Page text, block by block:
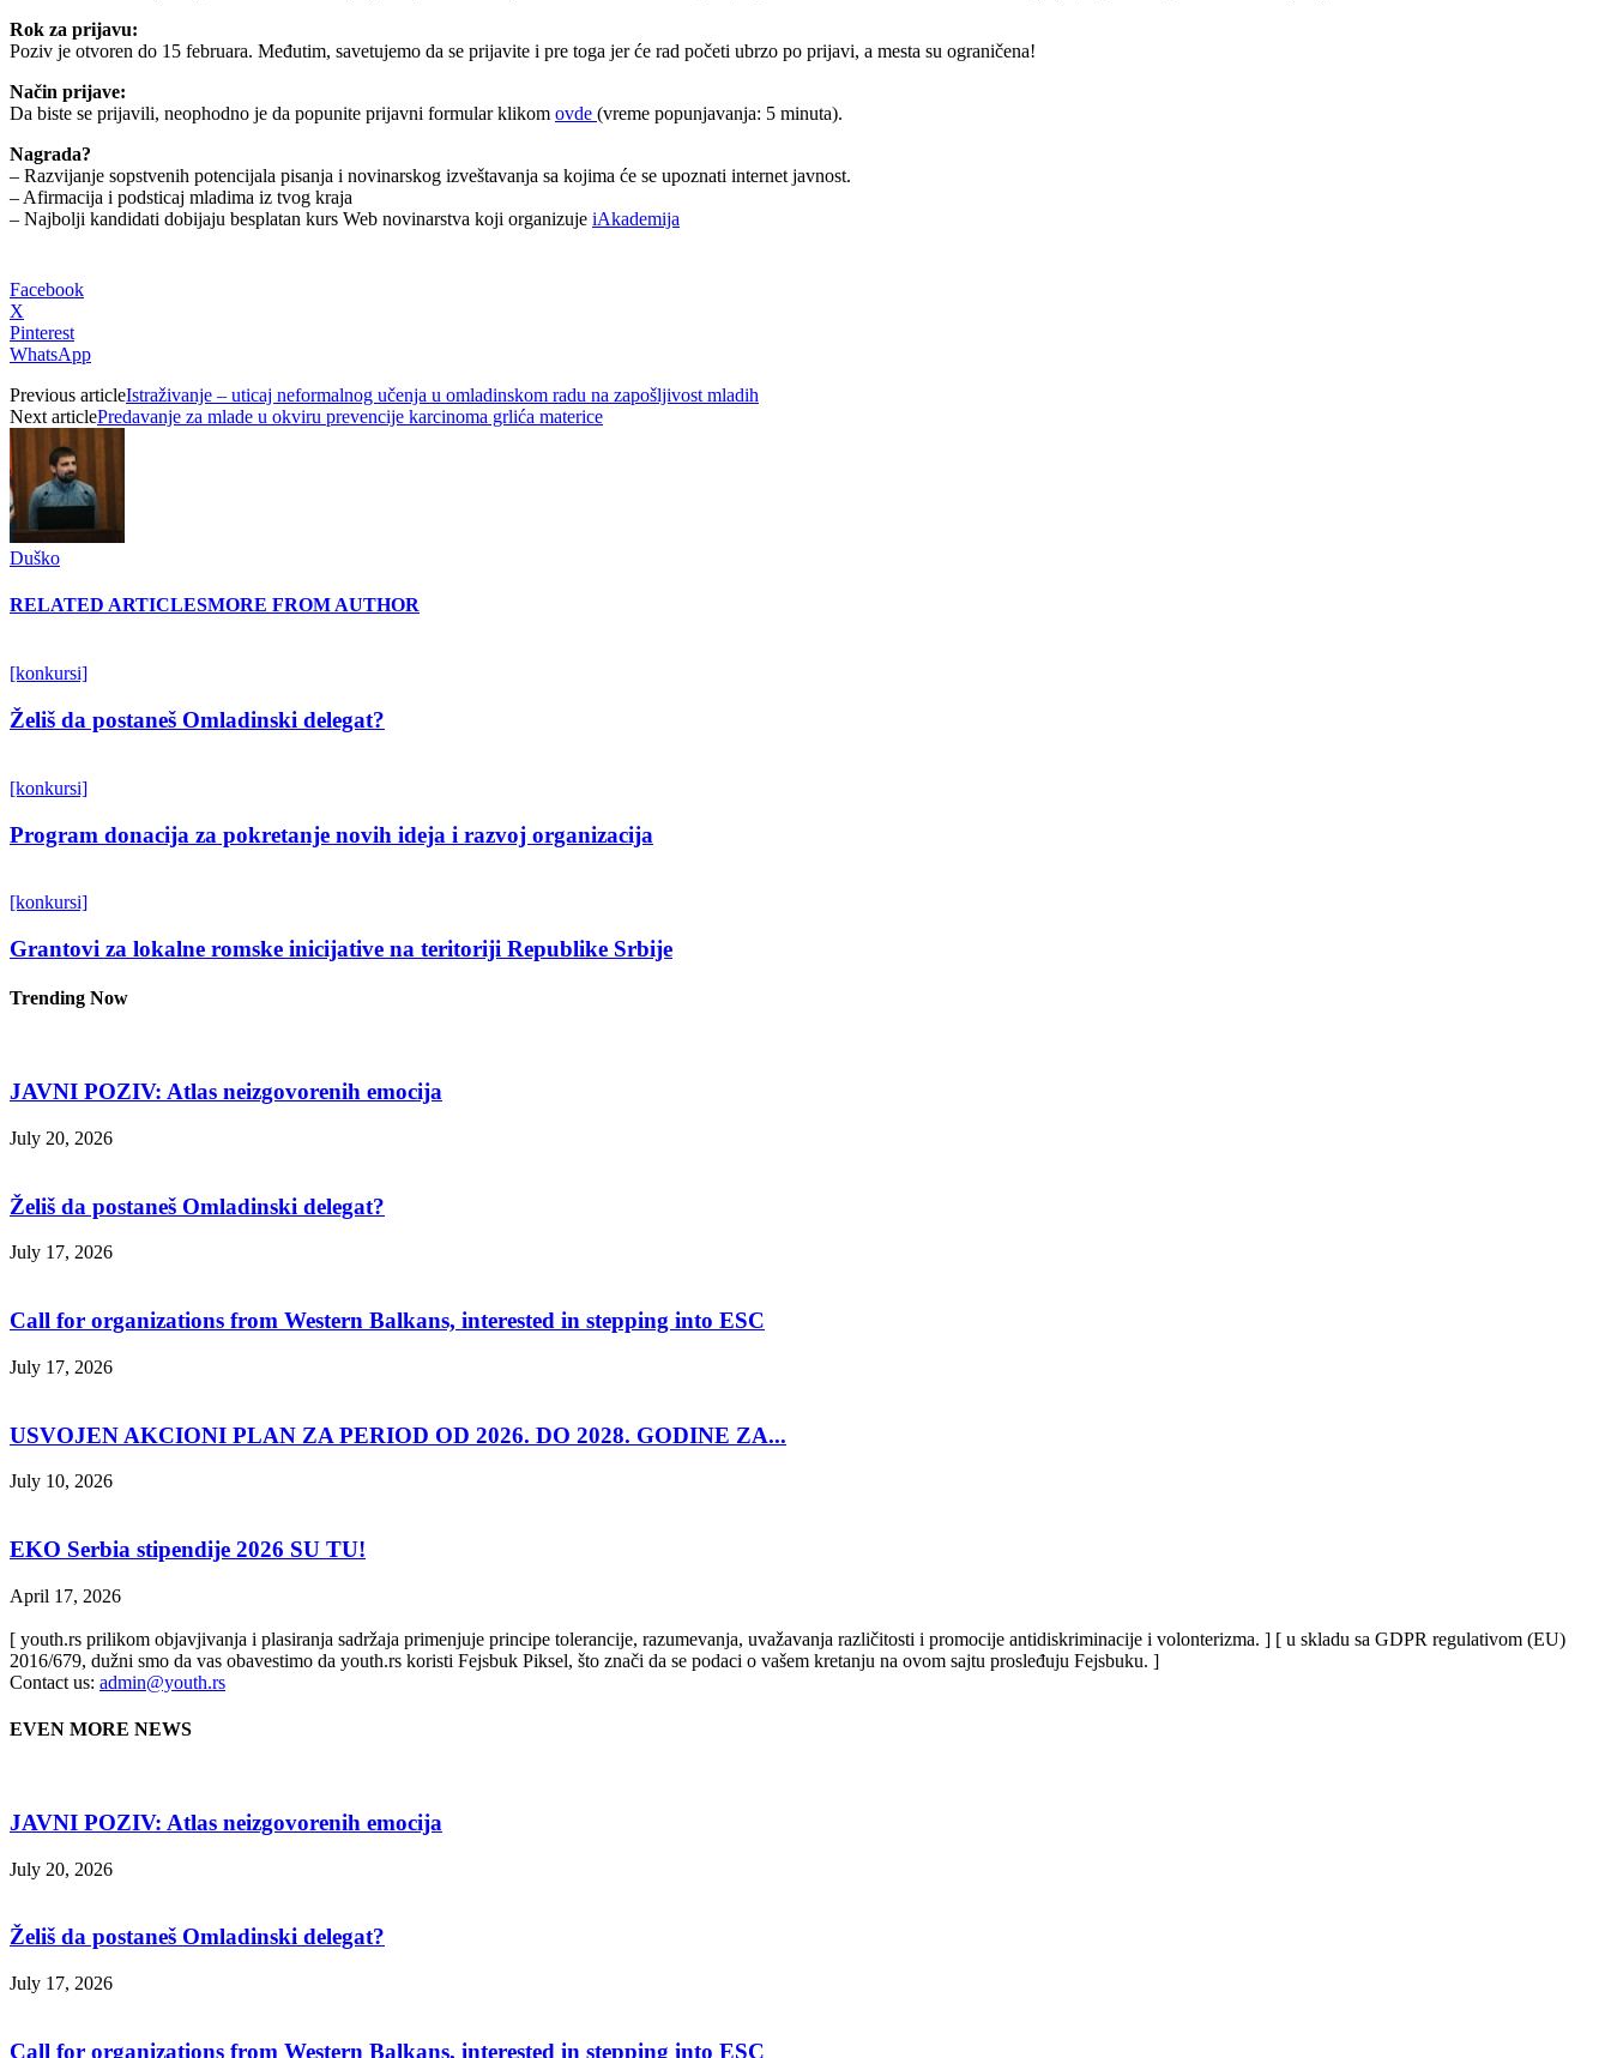
Rok za prijavu:
Poziv je otvoren do 15 februara. Međutim, savetujemo da se prijavite i pre toga jer će rad početi ubrzo po prijavi, a mesta su ograničena!
Način prijave:
Da biste se prijavili, neophodno je da popunite prijavni formular klikom ovde (vreme popunjavanja: 5 minuta).
Nagrada?
– Razvijanje sopstvenih potencijala pisanja i novinarskog izveštavanja sa kojima će se upoznati internet javnost.
– Afirmacija i podsticaj mladima iz tvog kraja
– Najbolji kandidati dobijaju besplatan kurs Web novinarstva koji organizuje iAkademija
Facebook
X
Pinterest
WhatsApp
Previous articleIstraživanje – uticaj neformalnog učenja u omladinskom radu na zapošljivost mladih
Next articlePredavanje za mlade u okviru prevencije karcinoma grlića materice
Duško
RELATED ARTICLESMORE FROM AUTHOR
[konkursi]
Želiš da postaneš Omladinski delegat?
[konkursi]
Program donacija za pokretanje novih ideja i razvoj organizacija
[konkursi]
Grantovi za lokalne romske inicijative na teritoriji Republike Srbije
Trending Now
JAVNI POZIV: Atlas neizgovorenih emocija
July 20, 2026
Želiš da postaneš Omladinski delegat?
July 17, 2026
Call for organizations from Western Balkans, interested in stepping into ESC
July 17, 2026
USVOJEN AKCIONI PLAN ZA PERIOD OD 2026. DO 2028. GODINE ZA...
July 10, 2026
EKO Serbia stipendije 2026 SU TU!
April 17, 2026
[ youth.rs prilikom objavjivanja i plasiranja sadržaja primenjuje principe tolerancije, razumevanja, uvažavanja različitosti i promocije antidiskriminacije i volonterizma. ] [ u skladu sa GDPR regulativom (EU)
2016/679, dužni smo da vas obavestimo da youth.rs koristi Fejsbuk Piksel, što znači da se podaci o vašem kretanju na ovom sajtu prosleđuju Fejsbuku. ]
Contact us: admin@youth.rs
EVEN MORE NEWS
JAVNI POZIV: Atlas neizgovorenih emocija
July 20, 2026
Želiš da postaneš Omladinski delegat?
July 17, 2026
Call for organizations from Western Balkans, interested in stepping into ESC